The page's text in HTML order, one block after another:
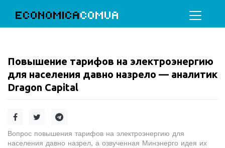
ECONOMICACOMUA
Повышение тарифов на электроэнергию
для населения давно назрело — аналитик
Dragon Capital
Вопрос повышения тарифов на электроэнергию для
населения давно назрел, а озвученная Минэнерго идея их